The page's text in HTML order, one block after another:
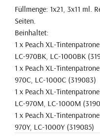
Füllmenge: 1x21, 3x11 ml.
Seiten.
Beinhaltet:
1 x Peach XL-
LC-970BK, LC-1000BK
1 x Peach XL-
970C, LC-1000C (319083)
1 x Peach XL-
LC-970M, LC-1000M
1 x Peach XL-
970Y, LC-1000Y (319085)